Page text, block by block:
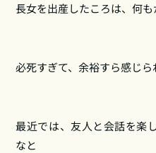
長女を出産したころは、何
必死すぎて、余裕すら感じ
最近では、友人と会話を楽
なと